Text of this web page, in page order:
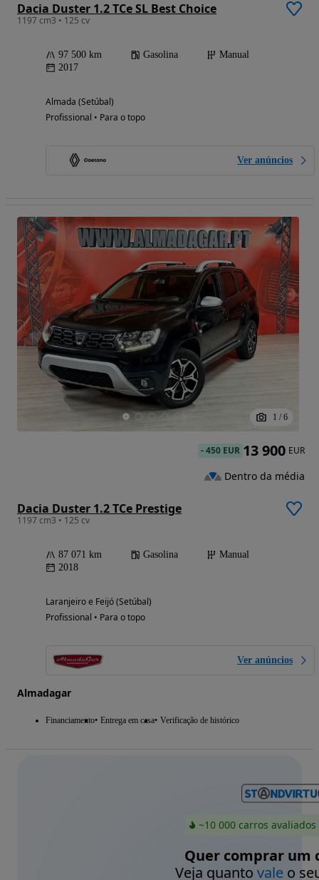
Dacia Duster 1.2 TCe SL Best Choice
1197 cm3 • 125 cv
97 500 km Gasolina
Manual
2017
Almada (Setúbal)
Profissional • Para o topo
Ver anúncios
1 / 6
Dacia Duster 1.2 TCe Prestige
1197 cm3 • 125 cv
87 071 km Gasolina
Manual
2018
Laranjeiro e Feijó (Setúbal)
Profissional • Para o topo
Ver anúncios
Almadagar
Financiamento Entrega em casa Verificação de histórico
-450 EUR 13 900 EUR
Dentro da média
~10 000 carros
Quer comprar um
Veja quanto valeo